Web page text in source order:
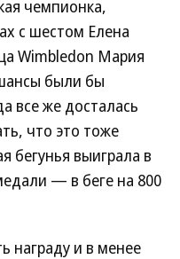
чемпионка,
с шестом Елена
Wimbledon Мария
были бы
все же досталась
что это тоже
бегунья выиграла в
— в беге на 800
награду и в менее